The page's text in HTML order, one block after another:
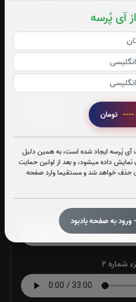
آی پُرسه
----
آی پُرسه ایجاد شده است، به همین دلیل
نمایش داده میشود، و بعد از اولین حمایت
حذف خواهد شد و مستقیما وارد صفحه
به صفحه یادبود
جزء 23
0بار
جزء 24
0بار
0بار
2